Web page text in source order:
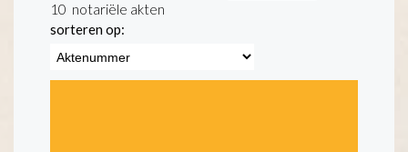
10 notariële akten
sorteren op: